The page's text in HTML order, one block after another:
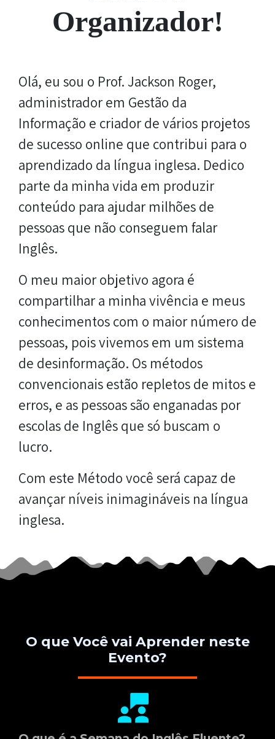
Organizador!
Olá, eu sou o Prof. Jackson Roger,
administrador em Gestão da
Informação e criador de vários projetos
de sucesso online que contribui para o
aprendizado da língua inglesa. Dedico
parte da minha vida em produzir
conteúdo para ajudar milhões de
pessoas que não conseguem falar
Inglês.
O meu maior objetivo agora é
compartilhar a minha vivência e meus
conhecimentos com o maior número de
pessoas, pois vivemos em um sistema
de desinformação. Os métodos
convencionais estão repletos de mitos e
erros, e as pessoas são enganadas por
escolas de Inglês que só buscam o
lucro.
Com este Método você será capaz de
avançar níveis inimagináveis na língua
inglesa.
O que Você vai Aprender neste
Evento?